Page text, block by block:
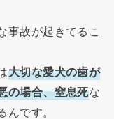
事故が起きてるこ
大切な愛犬の歯が
の場合、窒息死な
です。